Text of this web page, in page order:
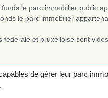
fonds le parc immobilier public
le parc immobilier
fédérale et bruxelloise sont
de gérer leur parc